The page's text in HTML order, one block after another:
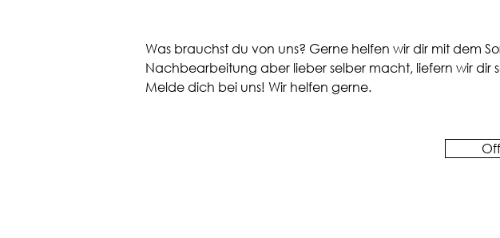
Was brauchst du von uns? Gerne helfen wir dir mit dem
Nachbearbeitung aber lieber selber macht, liefern wir
Melde dich bei uns! Wir helfen gerne.